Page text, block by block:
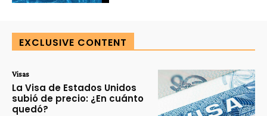
EXCLUSIVE CONTENT
Visas
La Visa de Estados Unidos
subió de precio: ¿En cuánto
quedó?